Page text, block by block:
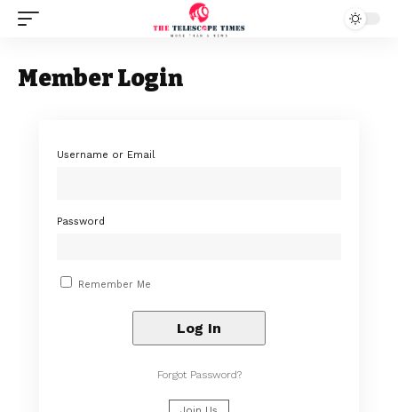
Member Login
Username or Email
Password
Remember Me
Forgot Password?